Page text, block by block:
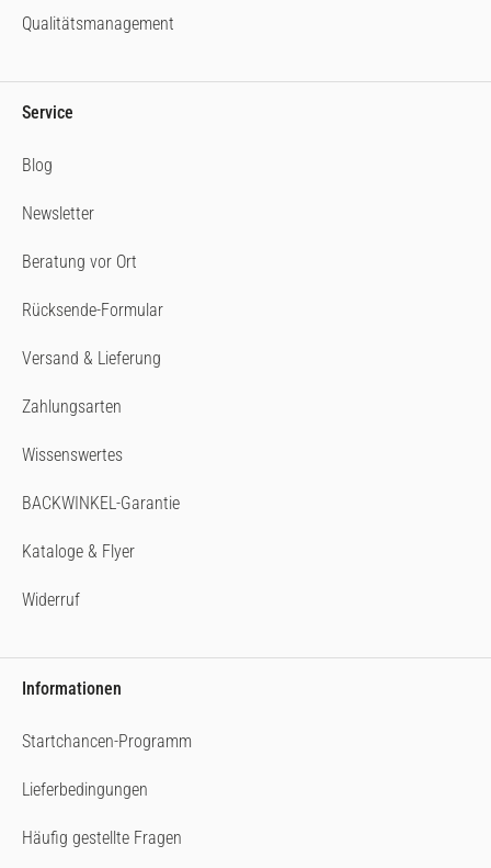
Qualitätsmanagement
Service
Blog
Newsletter
Beratung vor Ort
Rücksende-Formular
Versand & Lieferung
Zahlungsarten
Wissenswertes
BACKWINKEL-Garantie
Kataloge & Flyer
Widerruf
Informationen
Startchancen-Programm
Lieferbedingungen
Häufig gestellte Fragen